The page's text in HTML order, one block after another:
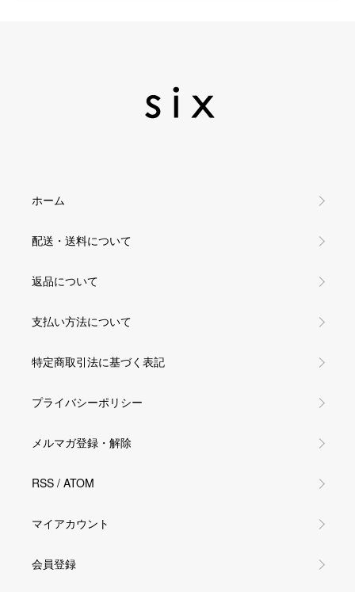
ホーム
配送・送料について
返品について
支払い方法について
特定商取引法に基づく表記
プライバシーポリシー
メルマガ登録・解除
RSS / ATOM
マイアカウント
会員登録